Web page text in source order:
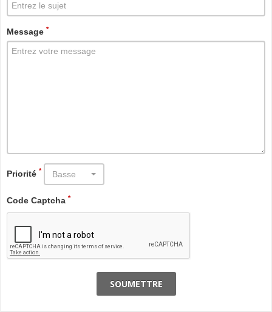
Message *
Priorité * Basse
Code Captcha *
SOUMETTRE